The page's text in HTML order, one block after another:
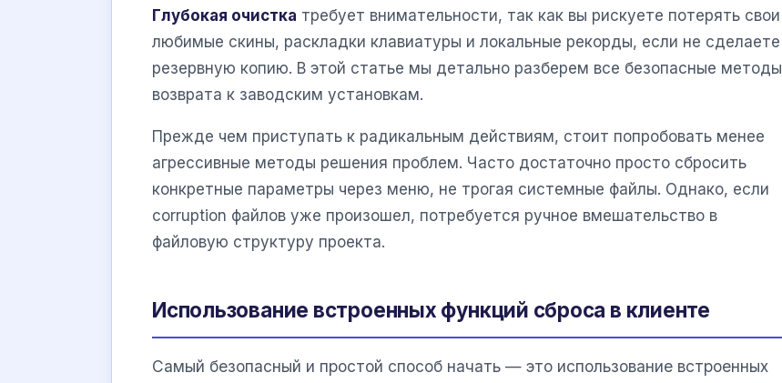
Глубокая очистка требует внимательности, так как вы рискуете потерять свои
любимые скины, раскладки клавиатуры и локальные рекорды, если не сделаете
резервную копию. В этой статье мы детально разберем все безопасные методы
возврата к заводским установкам.
Прежде чем приступать к радикальным действиям, стоит попробовать менее
агрессивные методы решения проблем. Часто достаточно просто сбросить
конкретные параметры через меню, не трогая системные файлы. Однако, если
corruption файлов уже произошел, потребуется ручное вмешательство в
файловую структуру проекта.
Использование встроенных функций сброса в клиенте
Самый безопасный и простой способ начать — это использование встроенных